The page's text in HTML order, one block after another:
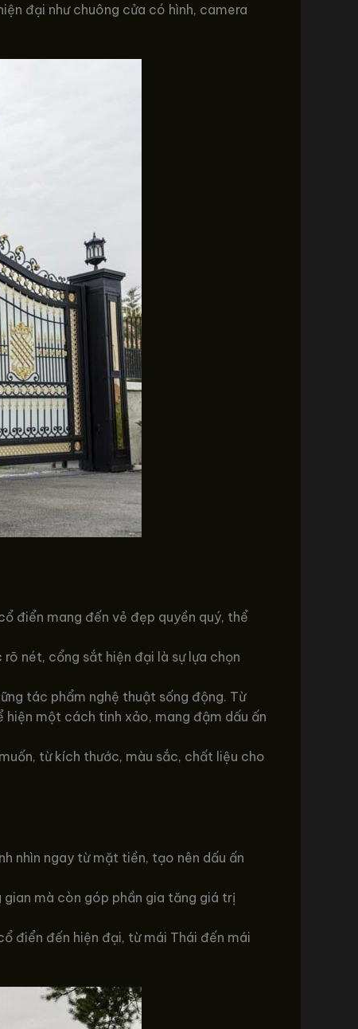
đại như chuông cửa có hình, camera
điển mang đến vẻ đẹp quyền quý, thể
nét, cổng sắt hiện đại là sự lựa chọn
tác phẩm nghệ thuật sống động. Từ
một cách tinh xảo, mang đậm dấu ấn
từ kích thước, màu sắc, chất liệu cho
nhìn ngay từ mặt tiền, tạo nên dấu ấn
mà còn góp phần gia tăng giá trị
điển đến hiện đại, từ mái Thái đến mái